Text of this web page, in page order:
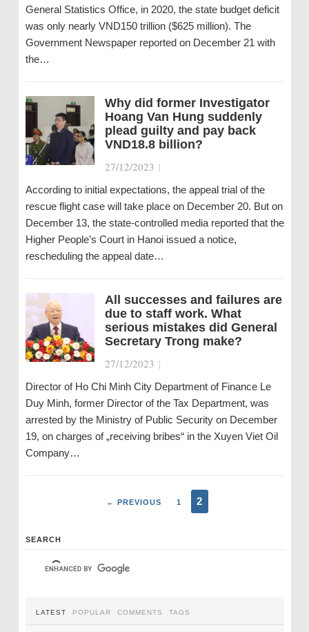
General Statistics Office, in 2020, the state budget deficit
was only nearly VND150 trillion ($625 million). The
Government Newspaper reported on December 21 with
the…
Why did former Investigator
Hoang Van Hung suddenly
plead guilty and pay back
VND18.8 billion?
27/12/2023 |
According to initial expectations, the appeal trial of the
rescue flight case will take place on December 20. But on
December 13, the state-controlled media reported that the
Higher People’s Court in Hanoi issued a notice,
rescheduling the appeal date…
All successes and failures are
due to staff work. What
serious mistakes did General
Secretary Trong make?
27/12/2023 |
Director of Ho Chi Minh City Department of Finance Le
Duy Minh, former Director of the Tax Department, was
arrested by the Ministry of Public Security on December
19, on charges of „receiving bribes“ in the Xuyen Viet Oil
Company…
← PREVIOUS 1 2
SEARCH
LATEST POPULAR COMMENTS TAGS